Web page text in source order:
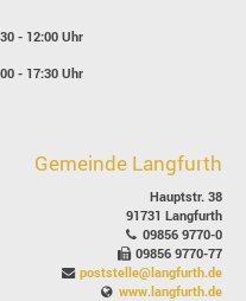
- 12:00 Uhr
- 17:30 Uhr
Gemeinde Langfurth
Hauptstr. 38
91731 Langfurth
09856 9770-0
09856 9770-77
poststelle@langfurth.de
www.langfurth.de